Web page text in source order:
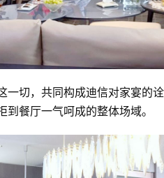
切，共同构成迪信对家宴的
餐厅一气呵成的整体场域。